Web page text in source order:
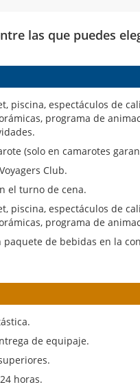
las que puedes
piscina, espectáculos de
programa de
(solo en camarotes
Club.
el turno de cena.
piscina, espectáculos de
programa de
paquete de bebidas en la
de equipaje.
horas.